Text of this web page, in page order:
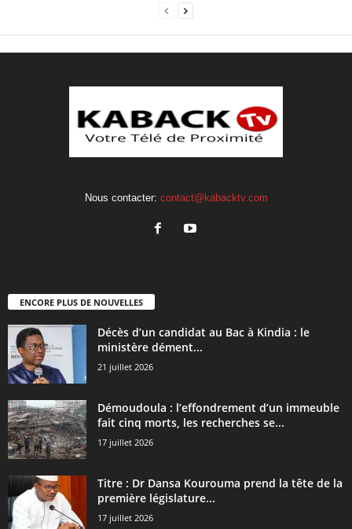
Nous contacter: contact@kabacktv.com
ENCORE PLUS DE NOUVELLES
Décès d’un candidat au Bac à Kindia : le
ministère dément...
21 juillet 2026
Démoudoula : l’effondrement d’un immeuble
fait cinq morts, les recherches se...
17 juillet 2026
Titre : Dr Dansa Kourouma prend la tête de la
première législature...
17 juillet 2026